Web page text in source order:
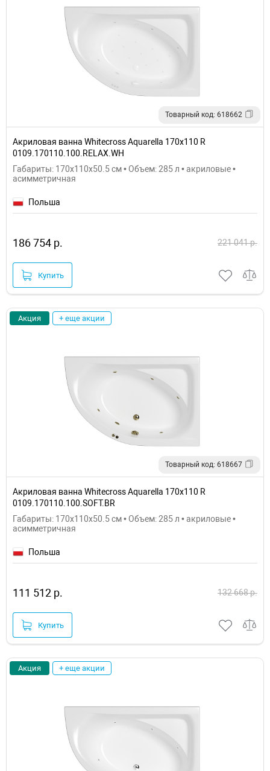
Товарный код: 618662
Акриловая ванна Whitecross Aquarella 170x110 R
0109.170110.100.RELAX.WH
Габариты: 170x110x50.5 см • Объем: 285 л • акриловые •
асимметричная
Польша
186 754 р. 221 041 р.
Купить
Акция + еще акции
Товарный код: 618667
Акриловая ванна Whitecross Aquarella 170x110 R
0109.170110.100.SOFT.BR
Габариты: 170x110x50.5 см • Объем: 285 л • акриловые •
асимметричная
Польша
111 512 р. 132 668 р.
Купить
Акция + еще акции